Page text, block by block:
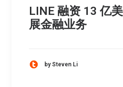
LINE 融资 13 亿
展金融业务
by Steven Li